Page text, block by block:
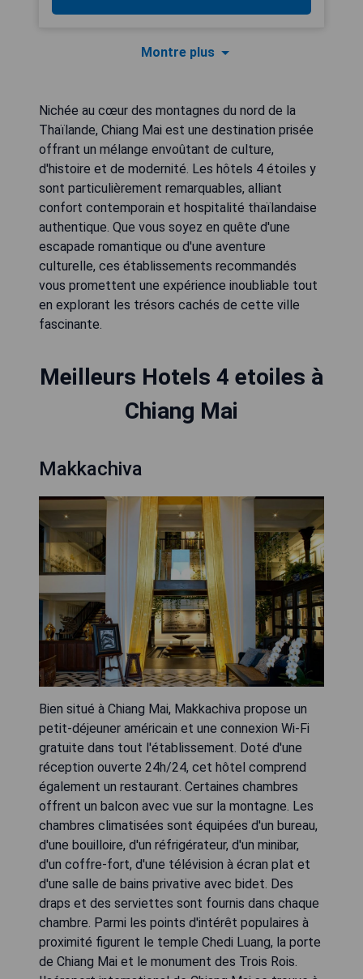
Montre plus
Nichée au cœur des montagnes du nord de la
Thaïlande, Chiang Mai est une destination prisée
offrant un mélange envoûtant de culture,
d'histoire et de modernité. Les hôtels 4 étoiles y
sont particulièrement remarquables, alliant
confort contemporain et hospitalité thaïlandaise
authentique. Que vous soyez en quête d'une
escapade romantique ou d'une aventure
culturelle, ces établissements recommandés
vous promettent une expérience inoubliable tout
en explorant les trésors cachés de cette ville
fascinante.
Meilleurs Hotels 4 etoiles à
Chiang Mai
Makkachiva
Bien situé à Chiang Mai, Makkachiva propose un
petit-déjeuner américain et une connexion Wi-Fi
gratuite dans tout l'établissement. Doté d'une
réception ouverte 24h/24, cet hôtel comprend
également un restaurant. Certaines chambres
offrent un balcon avec vue sur la montagne. Les
chambres climatisées sont équipées d'un bureau,
d'une bouilloire, d'un réfrigérateur, d'un minibar,
d'un coffre-fort, d'une télévision à écran plat et
d'une salle de bains privative avec bidet. Des
draps et des serviettes sont fournis dans chaque
chambre. Parmi les points d'intérêt populaires à
proximité figurent le temple Chedi Luang, la porte
de Chiang Mai et le monument des Trois Rois.